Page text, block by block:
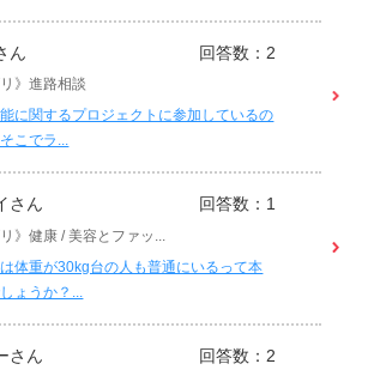
ん 回答数：2
リ》進路相談
に関するプロジェクトに参加しているの
こでラ...
さん 回答数：1
リ》健康 / 美容とファッ...
体重が30kg台の人も普通にいるって本
ょうか？...
さん 回答数：2